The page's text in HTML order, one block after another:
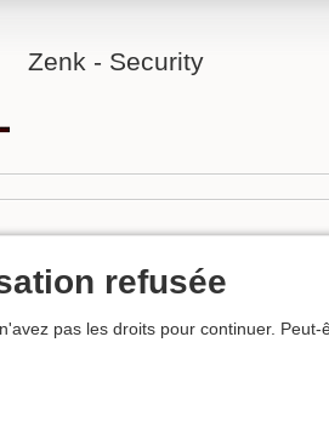
Zenk - Security
refusée
pas les droits pour continuer.